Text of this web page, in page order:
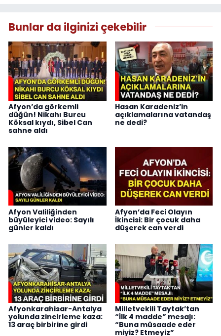
Bunlar da ilginizi çekebilir
Afyon’da görkemli
düğün! Nikahı Burcu
Köksal kıydı, Sibel Can
sahne aldı
Hasan Karadeniz’in
açıklamalarına vatandaş
ne dedi?
Afyon Valiliğinden
büyüleyici video: Sayılı
günler kaldı
Afyon’da Feci Olayın
İkincisi: Bir çocuk daha
düşerek can verdi
Afyonkarahisar-Antalya
yolunda zincirleme kaza:
13 araç birbirine girdi
Milletvekili Taytak’tan
“İlk 4 madde” mesajı:
“Buna müsaade eder
miyiz? Etmeyiz”